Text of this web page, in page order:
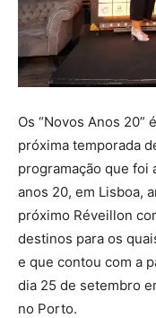
Os “Novos Anos 20”
próxima temporada
programação que foi
anos 20, em Lisboa,
próximo Réveillon
destinos para os
e que contou com a
dia 25 de setembro
no Porto.